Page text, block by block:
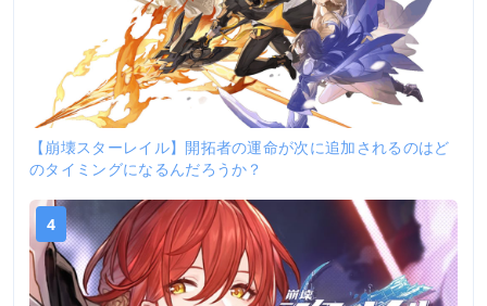
【崩壊スターレイル】開拓者の運命が次に追加されるのはど
のタイミングになるんだろうか？
4